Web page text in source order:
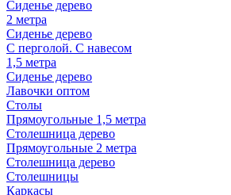
Сиденье дерево
2 метра
Сиденье дерево
С перголой. С навесом
1,5 метра
Сиденье дерево
Лавочки оптом
Столы
Прямоугольные 1,5 метра
Столешница дерево
Прямоугольные 2 метра
Столешница дерево
Столешницы
Каркасы